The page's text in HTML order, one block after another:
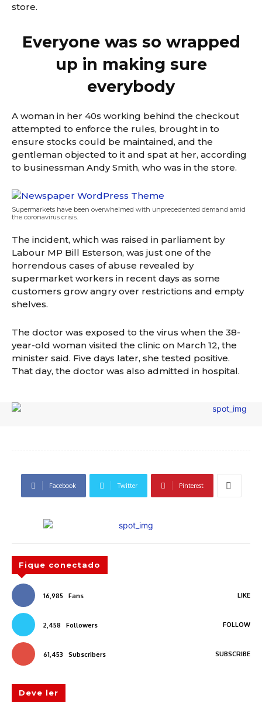
store.
Everyone was so wrapped
up in making sure
everybody
A woman in her 40s working behind the checkout
attempted to enforce the rules, brought in to
ensure stocks could be maintained, and the
gentleman objected to it and spat at her, according
to businessman Andy Smith, who was in the store.
Supermarkets have been overwhelmed with unprecedented demand amid
the coronavirus crisis.
The incident, which was raised in parliament by
Labour MP Bill Esterson, was just one of the
horrendous cases of abuse revealed by
supermarket workers in recent days as some
customers grow angry over restrictions and empty
shelves.
The doctor was exposed to the virus when the 38-
year-old woman visited the clinic on March 12, the
minister said. Five days later, she tested positive.
That day, the doctor was also admitted in hospital.
Facebook Twitter Pinterest
Fique conectado
16,985 Fans LIKE
2,458 Followers FOLLOW
61,453 Subscribers SUBSCRIBE
Deve ler